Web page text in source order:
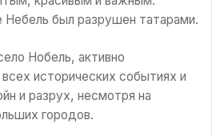
Небель был разрушен татарами.
Нобель, активно
исторических событиях и
и разрух, несмотря на
городов.